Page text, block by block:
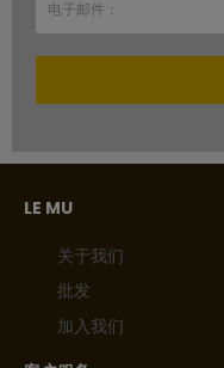
LE MU
关于我们
批发
加入我们